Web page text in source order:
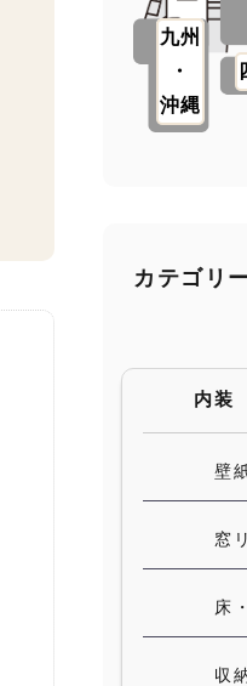
九州
・
沖縄
カテゴリ
内装
壁
窓
床
収